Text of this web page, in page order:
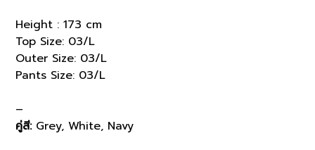
Height : 173 cm
Top Size: 03/L
Outer Size: 03/L
Pants Size: 03/L
–
คู่สี:Grey, White, Navy